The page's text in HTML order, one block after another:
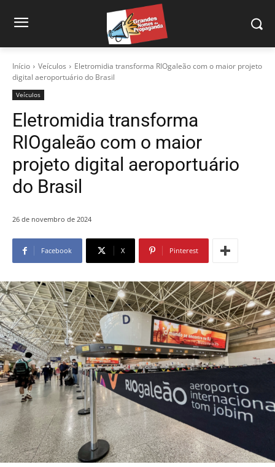
Início Veículos
Eletromidia transforma RIOgaleão com o maior projeto
digital aeroportuário do Brasil
Veículos
Eletromidia transforma
RIOgaleão com o maior
projeto digital aeroportuário
do Brasil
26 de novembro de 2024
Facebook X Pinterest